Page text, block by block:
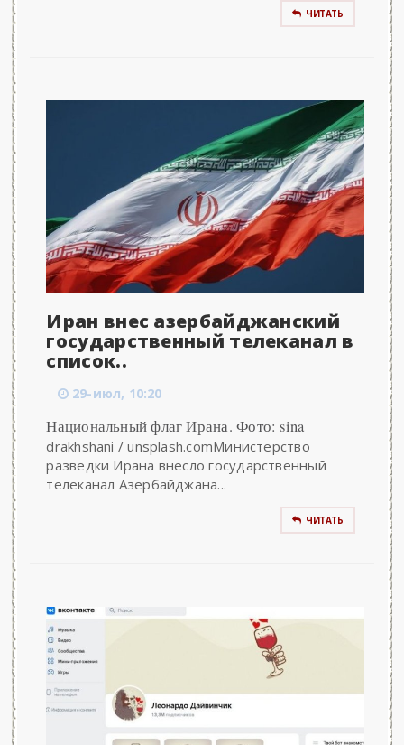
ЧИТАТЬ
Иран внес азербайджанский
государственный телеканал в
список..
29-июл, 10:20
Национальный флаг Ирана. Фото: sina
drakhshani / unsplash.comМинистерство
разведки Ирана внесло государственный
телеканал Азербайджана...
ЧИТАТЬ